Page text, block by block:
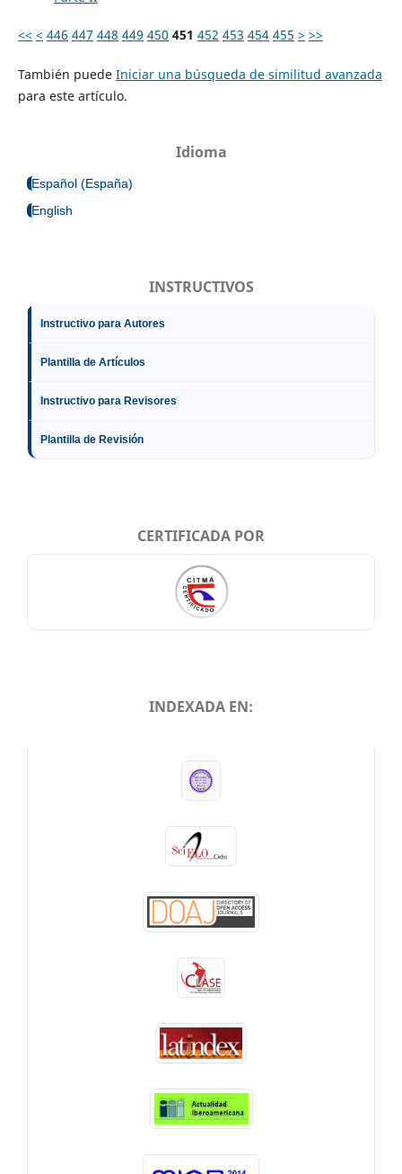
<< < 446 447 448 449 450 451 452 453 454 455 > >>
También puede Iniciar una búsqueda de similitud avanzada
para este artículo.
Idioma
Español (España)
English
INSTRUCTIVOS
Instructivo para Autores
Plantilla de Artículos
Instructivo para Revisores
Plantilla de Revisión
CERTIFICADA POR
INDEXADA EN: